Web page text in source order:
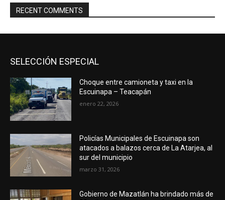
RECENT COMMENTS
SELECCIÓN ESPECIAL
Choque entre camioneta y taxi en la
Escuinapa – Teacapán
enero 22, 2026
Policías Municipales de Escuinapa son
atacados a balazos cerca de La Atarjea, al
sur del municipio
marzo 31, 2026
Gobierno de Mazatlán ha brindado más de